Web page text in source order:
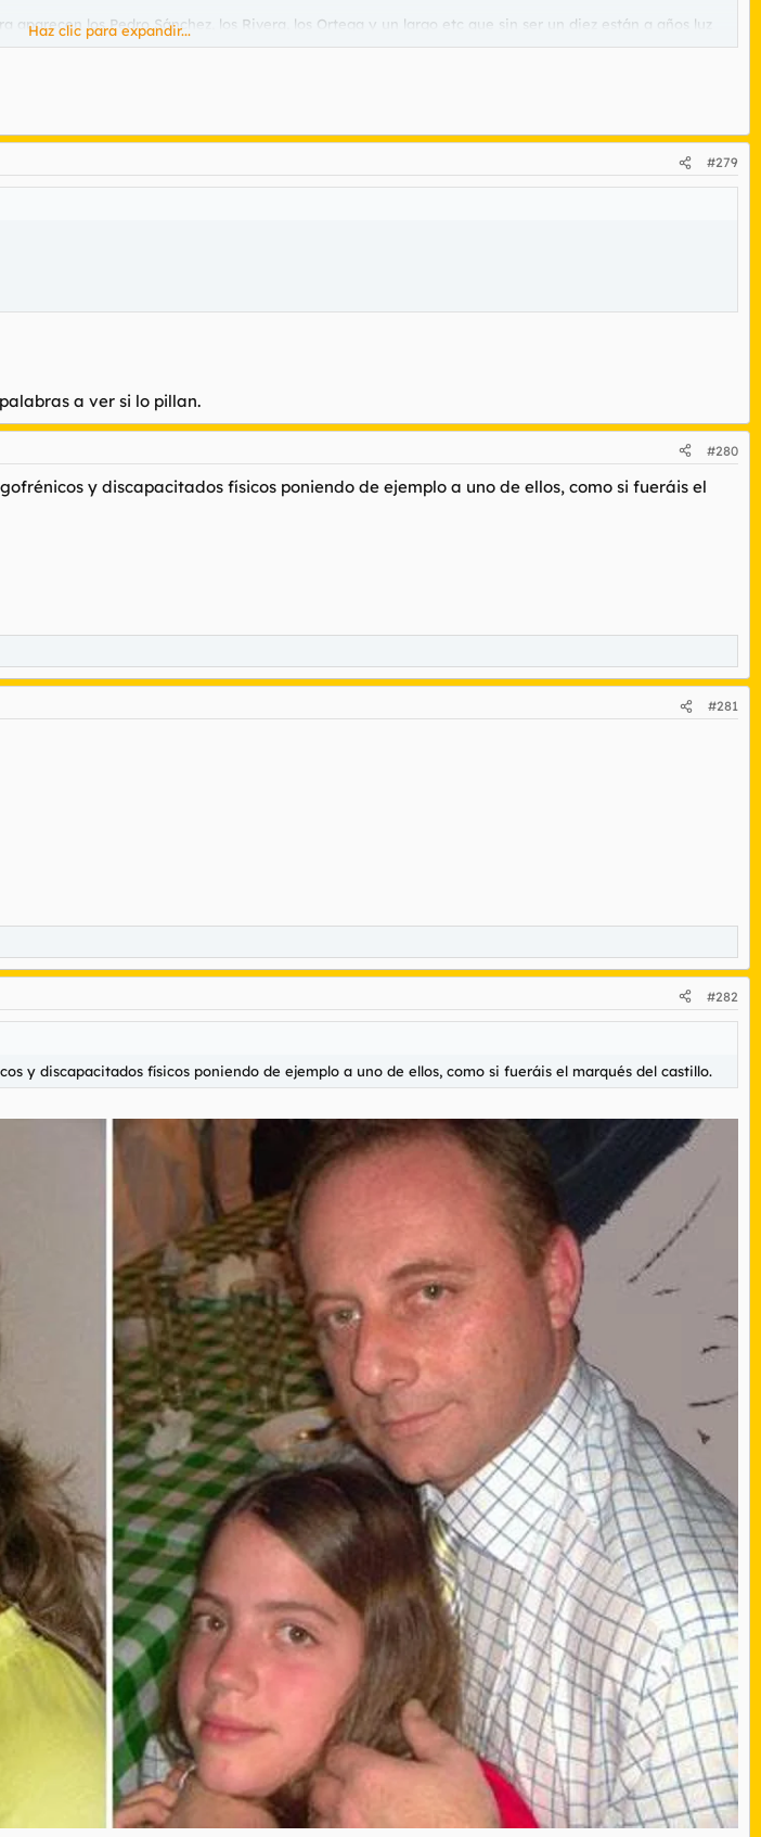
aparecen los Pedro Sánchez, los Rivera, los Ortega y un largo etc que sin ser un diez están a años luz
de vista de atractivo sexual.
cookies
.
.
no tenga ni la madera ni la sangre para eso del anterior.
que eres muy feo.
Haz clic para expandir...
#279
a ver si lo pillan.
#280
y discapacitados físicos poniendo de ejemplo a uno de ellos, como si fueráis el
#281
#282
y discapacitados físicos poniendo de ejemplo a uno de ellos, como si fueráis el marqués del castillo.